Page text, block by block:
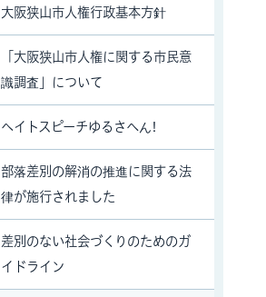
大阪狭山市人権行政基本方針
「大阪狭山市人権に関する市民意
識調査」について
ヘイトスピーチゆるさへん!
部落差別の解消の推進に関する法
律が施行されました
差別のない社会づくりのためのガ
イドライン